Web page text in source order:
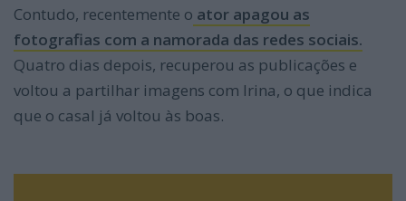
Contudo, recentemente o ator apagou as
fotografias com a namorada das redes sociais.
Quatro dias depois, recuperou as publicações e
voltou a partilhar imagens com Irina, o que indica
que o casal já voltou às boas.